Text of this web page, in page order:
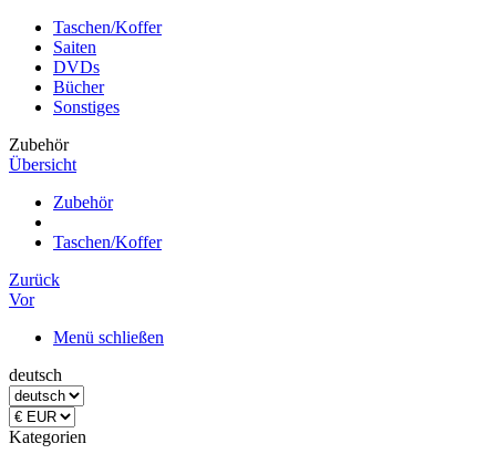
Taschen/Koffer
Saiten
DVDs
Bücher
Sonstiges
Zubehör
Übersicht
Zubehör
Taschen/Koffer
Zurück
Vor
Menü schließen
deutsch
Kategorien